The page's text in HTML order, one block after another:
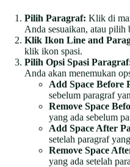
Pilih Paragraf: Klik di
Anda sesuaikan, atau pilih
Klik Ikon Line and
klik ikon spasi.
Pilih Opsi Spasi
Anda akan menemukan
Add Space Before
sebelum paragraf
Remove Space
yang ada sebelum
Add Space After
setelah paragraf
Remove Space
yang ada setelah